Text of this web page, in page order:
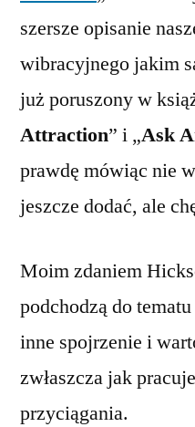
szersze opisanie
wibracyjnego jakim
już poruszony w
Attraction” i „Ask
prawdę mówiąc nie
jeszcze dodać, ale
Moim zdaniem
podchodzą do
inne spojrzenie i
zwłaszcza jak
przyciągania.